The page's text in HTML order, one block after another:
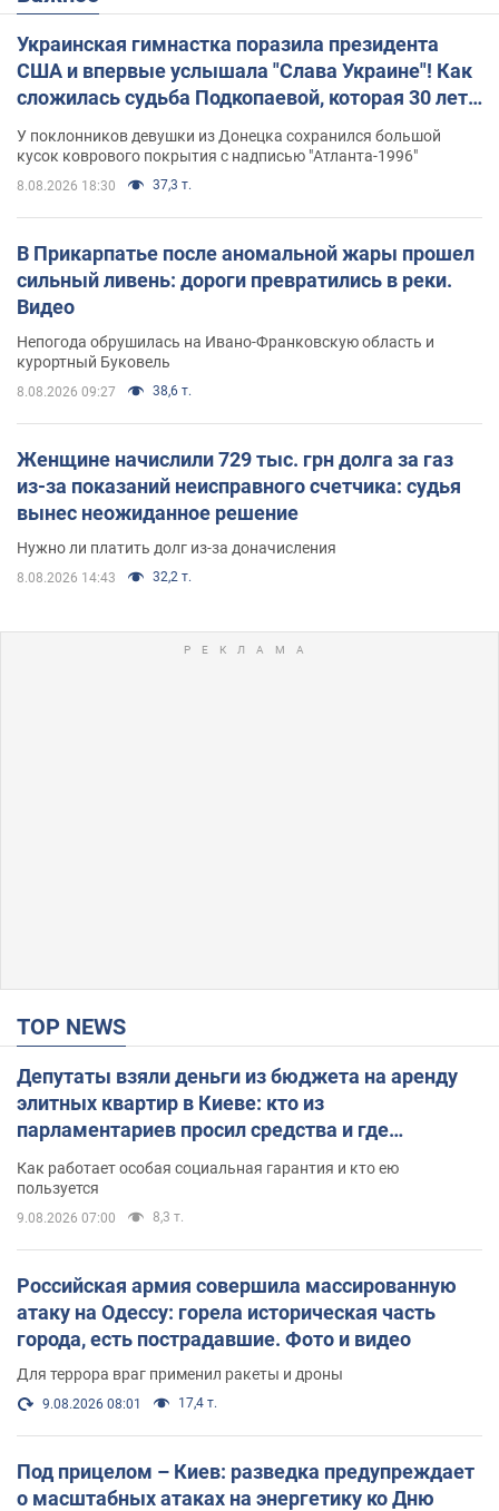
Украинская гимнастка поразила президента
США и впервые услышала "Слава Украине"! Как
сложилась судьба Подкопаевой, которая 30 лет
У поклонников девушки из Донецка сохранился большой
кусок коврового покрытия с надписью "Атланта-1996"
8.08.2026 18:30 37,3 т.
В Прикарпатье после аномальной жары прошел
сильный ливень: дороги превратились в реки.
Видео
Непогода обрушилась на Ивано-Франковскую область и
курортный Буковель
8.08.2026 09:27 38,6 т.
Женщине начислили 729 тыс. грн долга за газ
из-за показаний неисправного счетчика: судья
вынес неожиданное решение
Нужно ли платить долг из-за доначисления
8.08.2026 14:43 32,2 т.
TOP NEWS
Депутаты взяли деньги из бюджета на аренду
элитных квартир в Киеве: кто из
парламентариев просил средства и где
поселился
Как работает особая социальная гарантия и кто ею
пользуется
9.08.2026 07:00 8,3 т.
Российская армия совершила массированную
атаку на Одессу: горела историческая часть
города, есть пострадавшие. Фото и видео
Для террора враг применил ракеты и дроны
9.08.2026 08:01 17,4 т.
Под прицелом – Киев: разведка предупреждает
о масштабных атаках на энергетику ко Дню